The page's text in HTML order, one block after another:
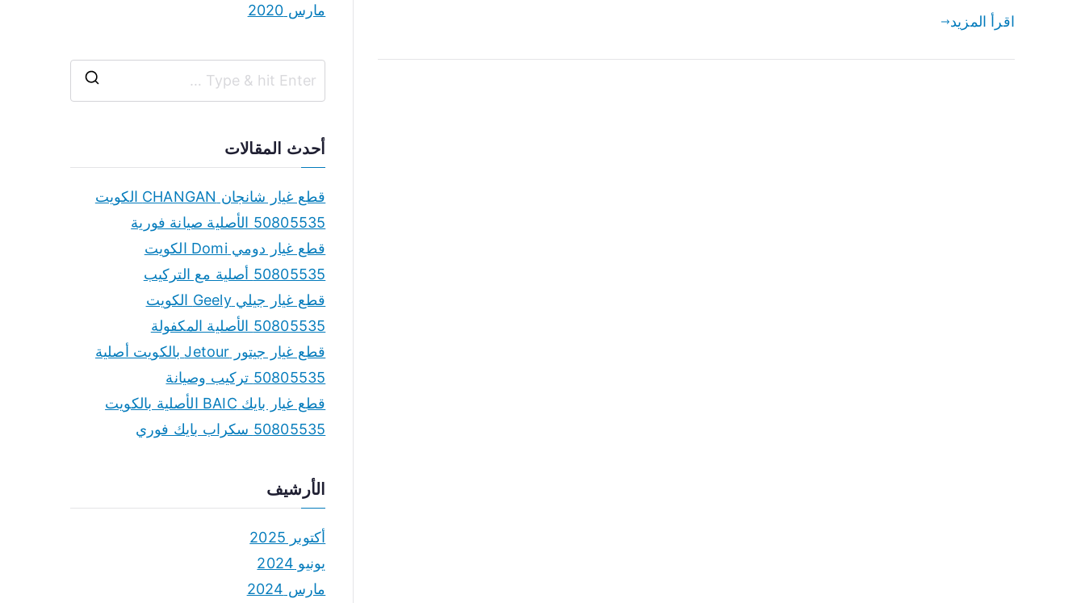
اقرأ المزيد
مارس 2020
r
أحدث المقالات
قطع غيار شانجان CHANGAN الكويت
50805535 الأصلية صيانة فورية
قطع غيار دومي Domi الكويت
50805535 أصلية مع التركيب
قطع غيار جيلي Geely الكويت
50805535 الأصلية المكفولة
قطع غيار جيتور Jetour بالكويت أصلية
50805535 تركيب وصيانة
قطع غيار بايك BAIC الأصلية بالكويت
50805535 سكراب بايك فوري
الأرشيف
أكتوبر 2025
يونيو 2024
مارس 2024